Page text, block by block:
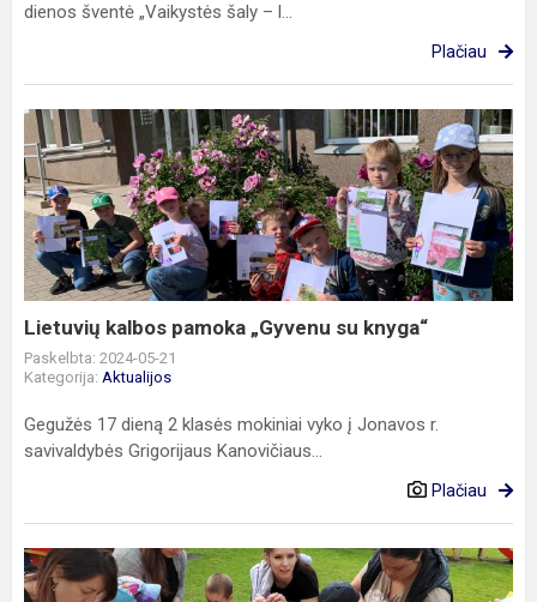
dienos šventė „Vaikystės šaly – l...
Plačiau
Lietuvių
kalbos
pamoka
„Gyvenu
su
knyga“
Lietuvių kalbos pamoka „Gyvenu su knyga“
Paskelbta: 2024-05-21
Kategorija: Aktualijos
Gegužės 17 dieną 2 klasės mokiniai vyko į Jonavos r.
savivaldybės Grigorijaus Kanovičiaus...
Plačiau
„Meilė
gyvena